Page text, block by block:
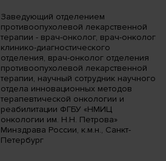
Заведующий отделением
противоопухолевой лекарственной
терапии - врач-онколог, врач-онколог
клинико-диагностического
отделения, врач-онколог отделения
противоопухолевой лекарственной
терапии, научный сотрудник научного
отдела инновационных методов
терапевтической онкологии и
реабилитации ФГБУ «НМИЦ
онкологии им. Н.Н. Петрова»
Минздрава России, к.м.н., Санкт-
Петербург